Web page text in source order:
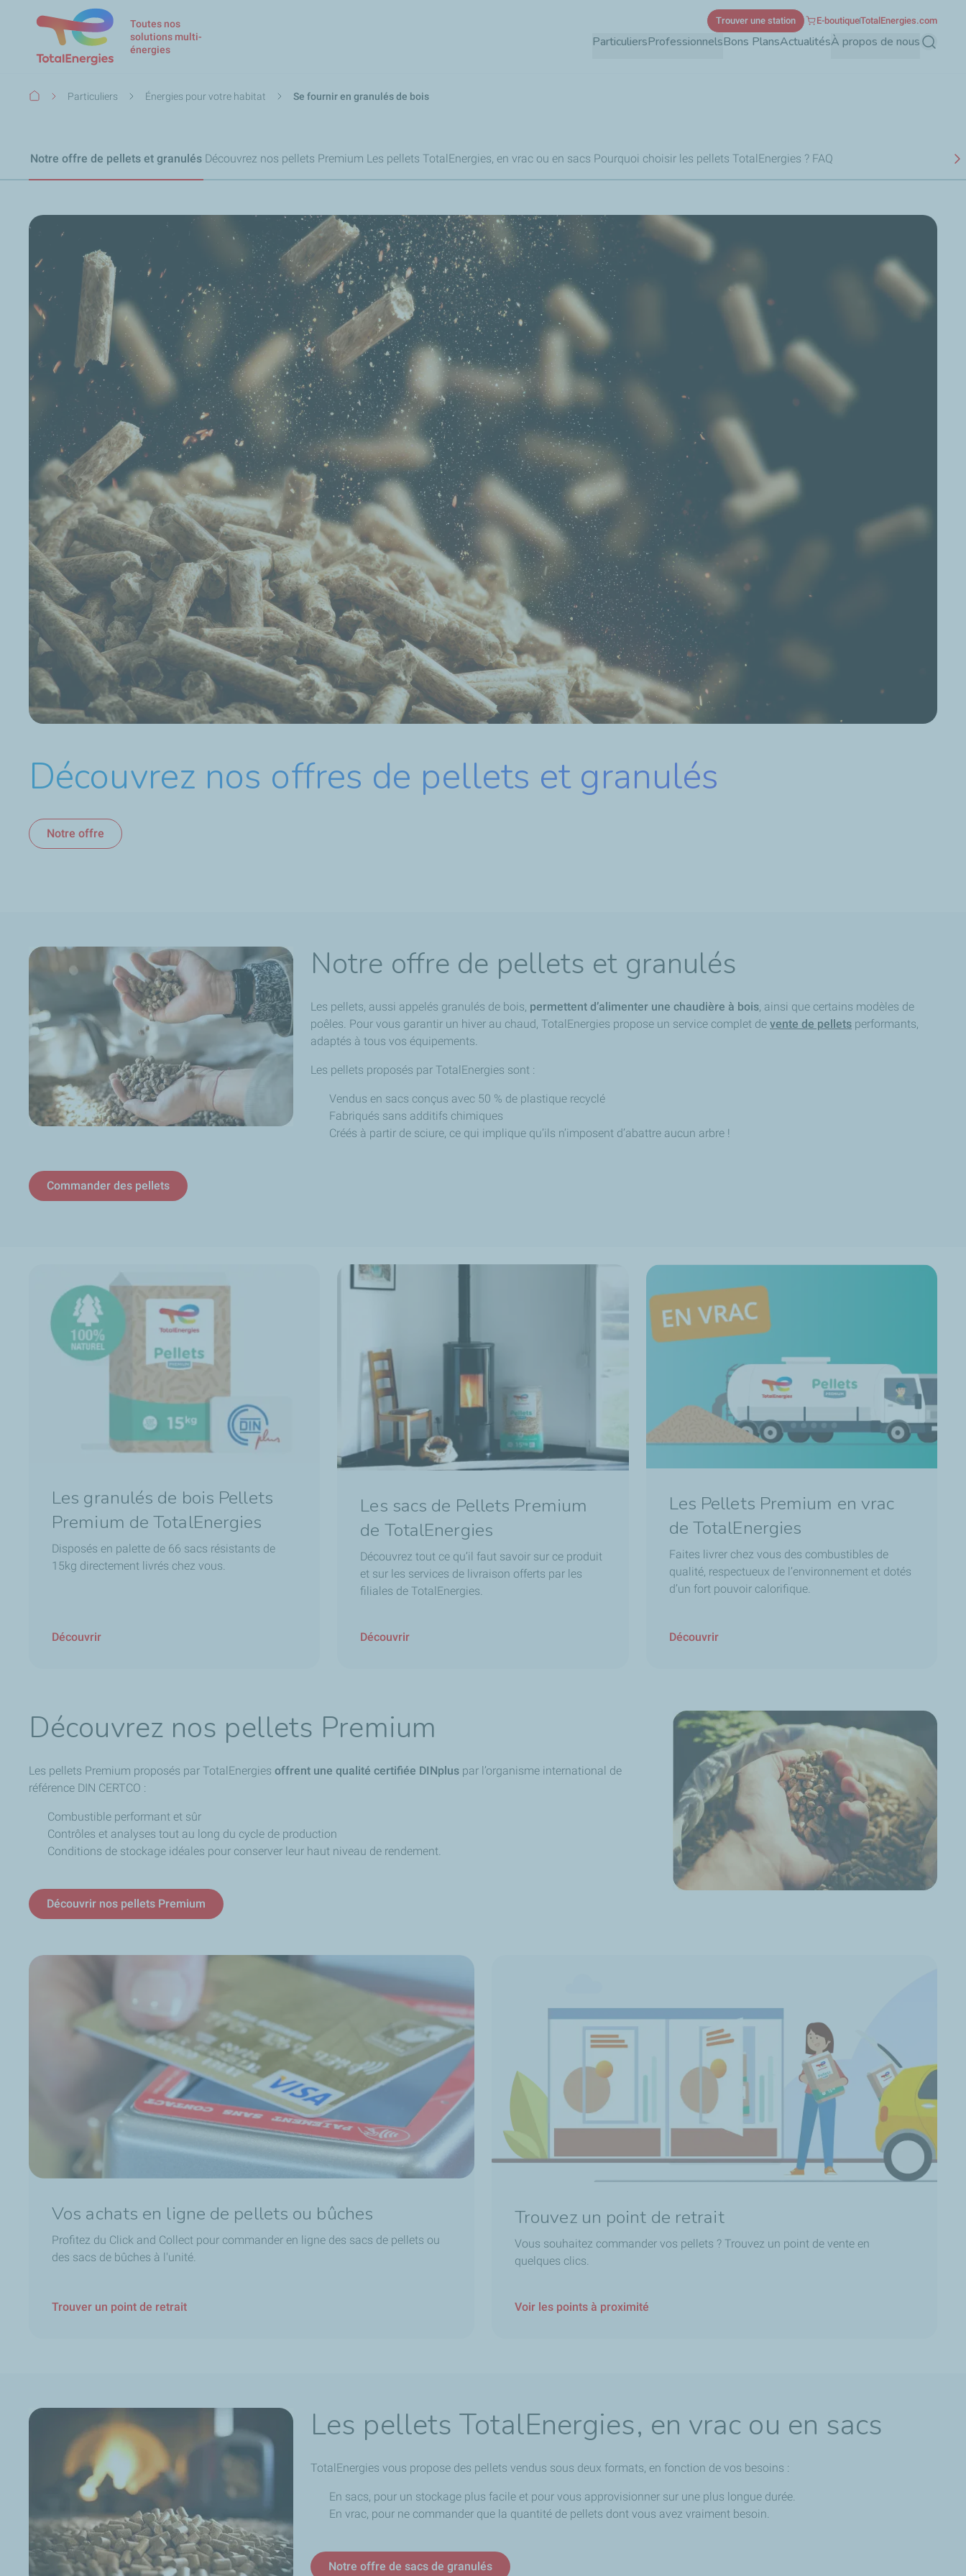
Toutes nos
solutions multi-
énergies
ParticuliersProfessionnelsBons PlansActualitésÀ propos de nous
Trouver une station E-boutiqueTotalEnergies.com
Fil
Particuliers Énergies pour votre habitat Se fournir en granulés de bois
Notre offre de pellets et granulés Découvrez nos pellets Premium Les pellets TotalEnergies, en vrac ou en sacs Pourquoi choisir les pellets TotalEnergies ? FAQ
Découvrez nos offres de pellets et granulés
Notre offre
Notre offre de pellets et granulés
Les pellets, aussi appelés granulés de bois, permettent d’alimenter une chaudière à bois, ainsi que certains modèles de
poêles. Pour vous garantir un hiver au chaud, TotalEnergies propose un service complet de vente de pellets performants,
adaptés à tous vos équipements.
Les pellets proposés par TotalEnergies sont :
Vendus en sacs conçus avec 50 % de plastique recyclé
Fabriqués sans additifs chimiques
Créés à partir de sciure, ce qui implique qu’ils n’imposent d’abattre aucun arbre !
Commander des pellets
Les granulés de bois Pellets
Premium de TotalEnergies
Disposés en palette de 66 sacs résistants de
15kg directement livrés chez vous.
Découvrir
Les sacs de Pellets Premium
de TotalEnergies
Découvrez tout ce qu’il faut savoir sur ce produit
et sur les services de livraison offerts par les
filiales de TotalEnergies.
Découvrir
Les Pellets Premium en vrac
de TotalEnergies
Faites livrer chez vous des combustibles de
qualité, respectueux de l’environnement et dotés
d’un fort pouvoir calorifique.
Découvrir
Découvrez nos pellets Premium
Les pellets Premium proposés par TotalEnergies offrent une qualité certifiée DINplus par l’organisme international de
référence DIN CERTCO :
Combustible performant et sûr
Contrôles et analyses tout au long du cycle de production
Conditions de stockage idéales pour conserver leur haut niveau de rendement.
Découvrir nos pellets Premium
Vos achats en ligne de pellets ou bûches
Profitez du Click and Collect pour commander en ligne des sacs de pellets ou
des sacs de bûches à l'unité.
Trouver un point de retrait
Trouvez un point de retrait
Vous souhaitez commander vos pellets ? Trouvez un point de vente en
quelques clics.
Voir les points à proximité
Les pellets TotalEnergies, en vrac ou en sacs
TotalEnergies vous propose des pellets vendus sous deux formats, en fonction de vos besoins :
En sacs, pour un stockage plus facile et pour vous approvisionner sur une plus longue durée.
En vrac, pour ne commander que la quantité de pellets dont vous avez vraiment besoin.
Notre offre de sacs de granulés